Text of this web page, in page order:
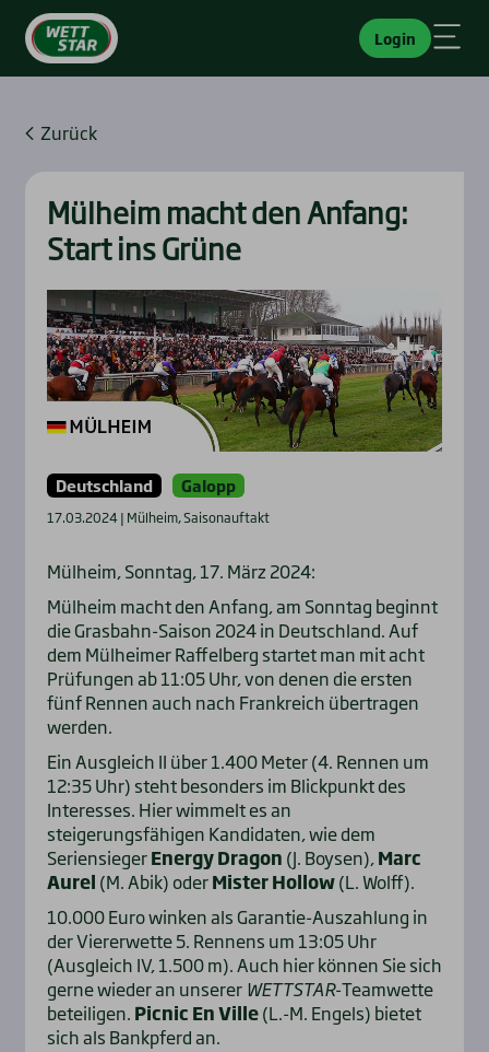
Login
Zurück
Mül­heim macht den Anfang:
Start ins Grü­ne
Deutschland Galopp
17.03.2024 | Mülheim, Saisonauftakt
Mülheim, Sonntag, 17. März 2024:
Mülheim macht den Anfang, am Sonntag beginnt
die Grasbahn-Saison 2024 in Deutschland. Auf
dem Mülheimer Raffelberg startet man mit acht
Prüfungen ab 11:05 Uhr, von denen die ersten
fünf Rennen auch nach Frankreich übertragen
werden.
Ein Ausgleich II über 1.400 Meter (4. Rennen um
12:35 Uhr) steht besonders im Blickpunkt des
Interesses. Hier wimmelt es an
steigerungsfähigen Kandidaten, wie dem
SeriensiegerEnergy Dragon (J. Boysen),Marc
Aurel (M. Abik) oderMister Hollow(L. Wolff).
10.000 Euro winken als Garantie-Auszahlung in
der Viererwette 5. Rennens um 13:05 Uhr
(Ausgleich IV, 1.500 m). Auch hier können Sie sich
gerne wieder an unserer WETTSTAR-Teamwette
beteiligen. Picnic En Ville(L.-M. Engels) bietet
sich als Bankpferd an.